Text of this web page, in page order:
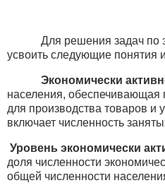
Для решения задач по
усвоить следующие понятия
Экономически
населения,
для производства товаров и
включает численность
Уровень экономически
доля численности
общей численности